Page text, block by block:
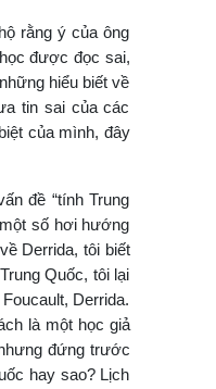
rằng ý của ông
được đọc sai,
hiểu biết về
tin sai của các
của mình, đây
đề “tính Trung
số hơi hướng
Derrida, tôi biết
Quốc, tôi lại
Derrida.
là một học giả
đứng trước
hay sao? Lịch